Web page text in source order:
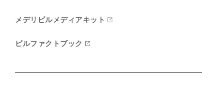
メデリピルメディアキット
ピルファクトブック